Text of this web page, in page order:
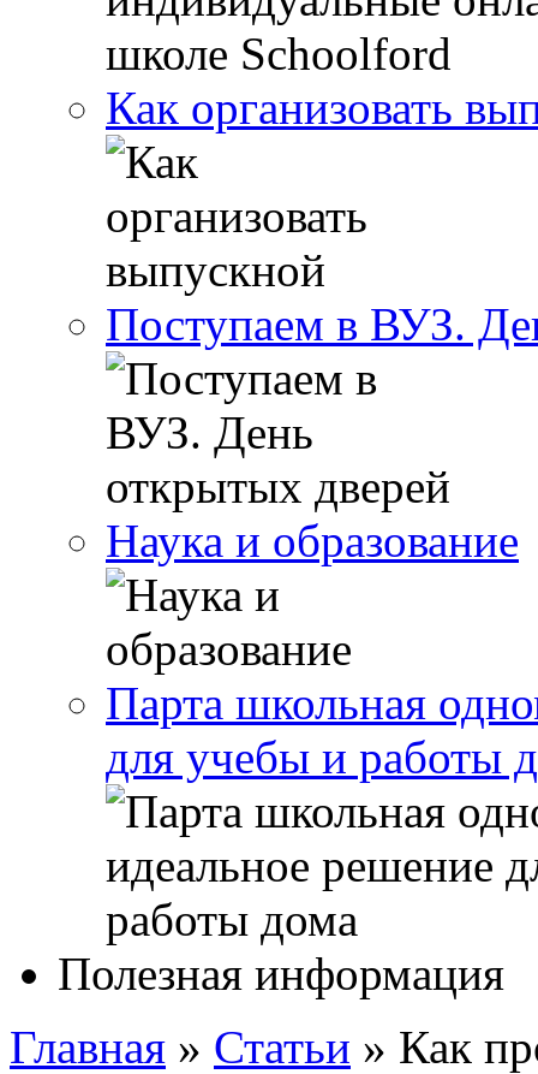
Как организовать
Поступаем в ВУЗ.
Наука и образование
Парта школьная
для учебы и работы
Полезная информация
Главная » Статьи » Как